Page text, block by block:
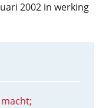
2002 in werking